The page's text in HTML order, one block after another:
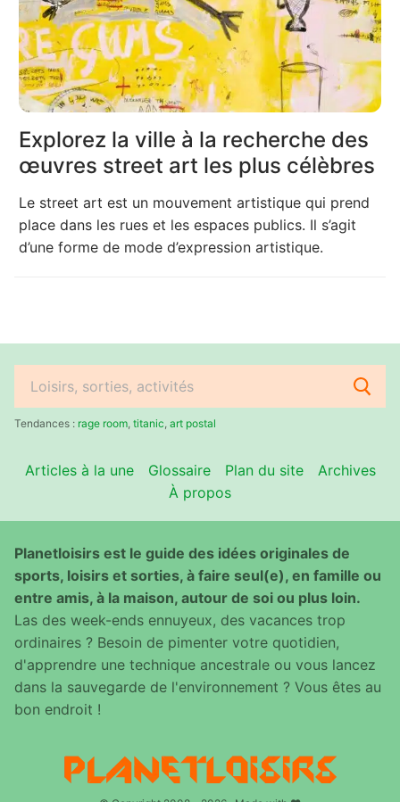
Explorez la ville à la recherche des
œuvres street art les plus célèbres
Le street art est un mouvement artistique qui prend
place dans les rues et les espaces publics. Il s’agit
d’une forme de mode d’expression artistique.
Rechercher
:Tendances : rage room titanic art postal
Articles à la une Glossaire Plan du site
Archives
À propos
Planetloisirs est le guide des idées originales de
sports, loisirs et sorties, à faire seul(e), en famille ou
entre amis, à la maison, autour de soi ou plus loin.
Las des week-ends ennuyeux, des vacances trop
ordinaires ? Besoin de pimenter votre quotidien,
d'apprendre une technique ancestrale ou vous lancez
dans la sauvegarde de l'environnement ? Vous êtes au
bon endroit !